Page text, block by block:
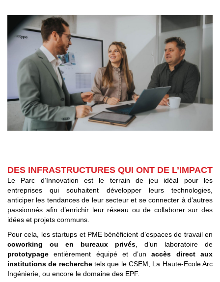
DES INFRASTRUCTURES QUI ONT DE L’IMPACT
Le Parc d’Innovation est le terrain de jeu idéal pour les
entreprises qui souhaitent développer leurs technologies,
anticiper les tendances de leur secteur et se connecter à d’autres
passionnés afin d’enrichir leur réseau ou de collaborer sur des
idées et projets communs.
Pour cela, les startups et PME bénéficient d’espaces de travail en
coworking ou en bureaux privés , d’un laboratoire de
prototypage entièrement équipé et d’unaccès direct aux
institutions de recherchetels que le CSEM, La Haute-Ecole Arc
Ingénierie, ou encore le domaine des EPF.